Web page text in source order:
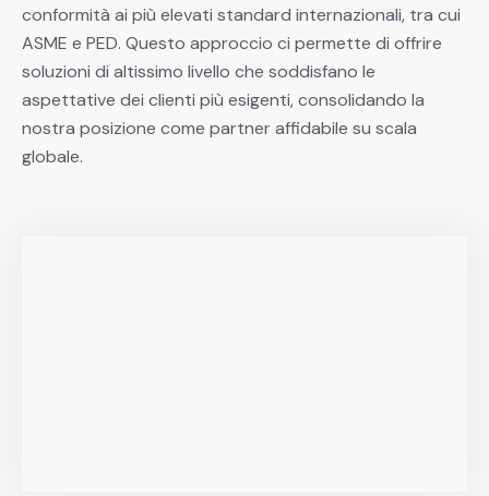
conformità ai più elevati standard internazionali, tra cui
ASME e PED. Questo approccio ci permette di offrire
soluzioni di altissimo livello che soddisfano le
aspettative dei clienti più esigenti, consolidando la
nostra posizione come partner affidabile su scala
globale.